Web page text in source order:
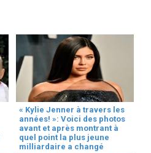
« Kylie Jenner à travers les
années! »: Voici des photos
avant et après montrant à
quel point la plus jeune
milliardaire a changé